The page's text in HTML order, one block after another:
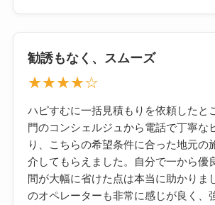
勧誘もなく、スムーズ
★★★★☆
ハピすむに一括見積もりを依頼したと
門のコンシェルジュから電話で丁寧な
り、こちらの希望条件に合った地元の
介してもらえました。自分で一から優
間が大幅に省けた点は本当に助かりま
のオペレーターも非常に感じが良く、